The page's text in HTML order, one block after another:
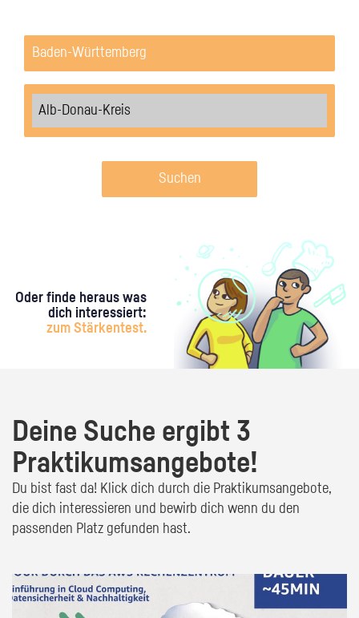
Suchen
Oder finde heraus was
dich interessiert:
zum Stärkentest.
Deine Suche ergibt 3
Praktikumsangebote!
Du bist fast da! Klick dich durch die Praktikumsangebote,
die dich interessieren und bewirb dich wenn du den
passenden Platz gefunden hast.